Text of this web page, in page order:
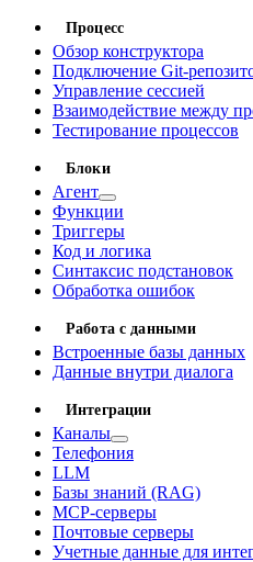
Процесс
Обзор конструктора
Подключение Git-
Управление сессией
Взаимодействие между
Тестирование процессов
Блоки
Агент
Функции
Триггеры
Код и логика
Синтаксис подстановок
Обработка ошибок
Работа с данными
Встроенные базы данных
Данные внутри диалога
Интеграции
Каналы
Телефония
LLM
Базы знаний (RAG)
MCP-серверы
Почтовые серверы
Учетные данные для